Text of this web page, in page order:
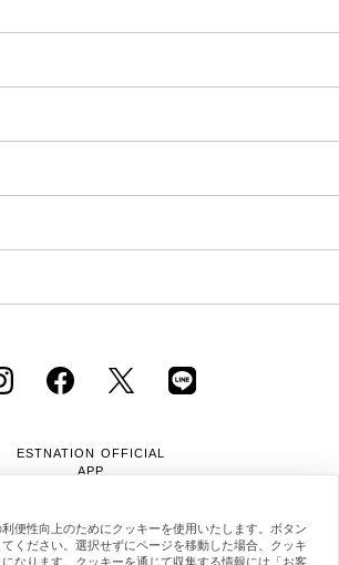
ESTNATION OFFICIAL
APP
便性向上のためにクッキーを使用いたします。ボタン
ください。選択せずにページを移動した場合、クッキ
なります。クッキーを通じて収集する情報には「お客